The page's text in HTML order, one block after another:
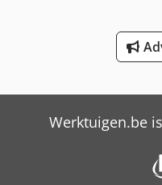
International 633
International 644
International 654
International 733
Werktuigen.be